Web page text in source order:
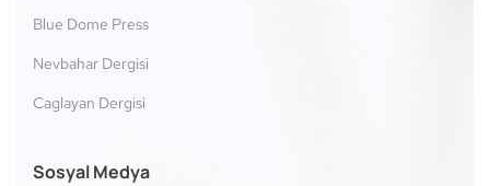
Blue Dome Press
Nevbahar Dergisi
Caglayan Dergisi
Sosyal Medya